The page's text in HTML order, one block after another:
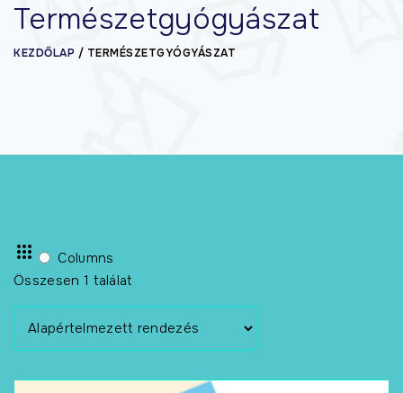
Természetgyógyászat
KEZDŐLAP / TERMÉSZETGYÓGYÁSZAT
Columns
Összesen 1 találat